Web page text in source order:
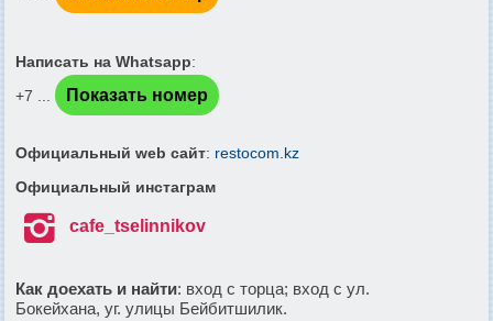
Написать на Whatsapp:
+7 ...
Показать номер
Официальный web сайт: restocom.kz
Официальный инстаграм
 cafe_tselinnikov
Как доехать и найти: вход с торца; вход с ул.
Бокейхана, уг. улицы Бейбитшилик.